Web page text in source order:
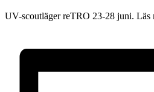
UV-scoutläger reTRO 23-28 juni. Läs